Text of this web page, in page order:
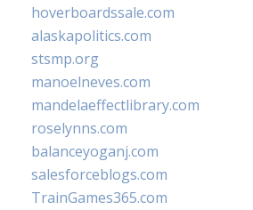
hoverboardssale.com
alaskapolitics.com
stsmp.org
manoelneves.com
mandelaeffectlibrary.com
roselynns.com
balanceyoganj.com
salesforceblogs.com
TrainGames365.com